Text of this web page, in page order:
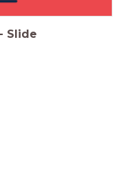
- Slide